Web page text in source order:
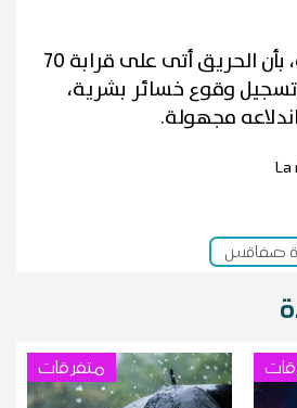
وأوضح المصدر ذاته، بأن الحريق أتى على قرابة 70
وقوع خسائر بشرية،
مجهولة.
صفاقس
متفرقات